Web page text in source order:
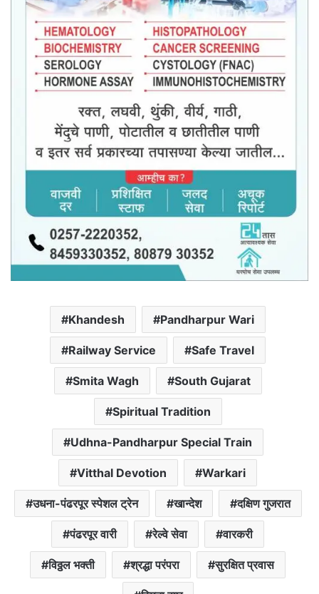
Khandesh Pandharpur Wari
Railway Service Safe Travel
Smita Wagh South Gujarat
Spiritual Tradition
Udhna-Pandharpur Special Train
Vitthal Devotion Warkari
उधना-पंढरपूर स्पेशल ट्रेन खान्देश दक्षिण गुजरात
पंढरपूर वारी रेल्वे सेवा वारकरी
विठ्ठल भक्ती श्रद्धा परंपरा सुरक्षित प्रवास